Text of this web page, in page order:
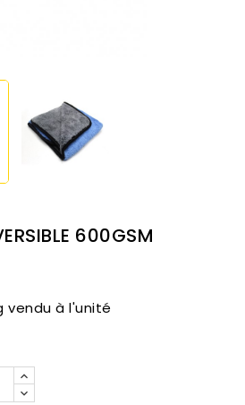
600GSM
vendu à l'unité